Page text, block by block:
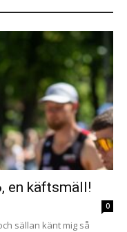
en käftsmäll!
0
sällan känt mig så